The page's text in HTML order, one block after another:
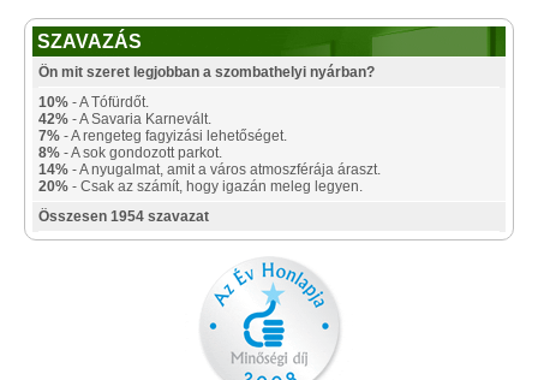
SZAVAZÁS
Ön mit szeret legjobban a szombathelyi nyárban?
10% - A Tófürdőt.
42% - A Savaria Karnevált.
7% - A rengeteg fagyizási lehetőséget.
8% - A sok gondozott parkot.
14% - A nyugalmat, amit a város atmoszférája áraszt.
20% - Csak az számít, hogy igazán meleg legyen.
Összesen 1954 szavazat